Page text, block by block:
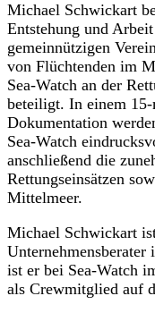
Michael Schwickart
Entstehung und
gemeinnützigen
von Flüchtenden im
Sea-Watch an der
beteiligt. In einem
Dokumentation
Sea-Watch
anschließend die
Rettungseinsätzen
Mittelmeer.
Michael Schwickart
ist er bei Sea-Watch
als Crewmitglied auf